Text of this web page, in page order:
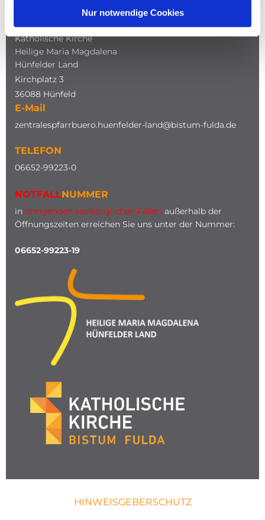
Nur notwendige Cookies
Katholische Kirche
Heilige Maria Magdalena
Hünfelder Land
Kirchplatz 3
36088 Hünfeld
E-Mail
zentralespfarrbuero.huenfelder-land@bistum-fulda.de
TELEFON
06652-99223-0
NOTFALLNUMMER
in dringenden seelsorglichen Fällen außerhalb der
Öffnungszeiten erreichen Sie uns unter der Nummer:
06652-99223-19
HINWEISGEBERSCHUTZ